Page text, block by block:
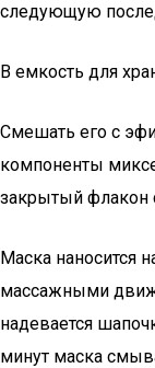
следующую
В емкость для
Смешать его с
компоненты
закрытый флакон
Маска наносится
массажными
надевается
минут маска